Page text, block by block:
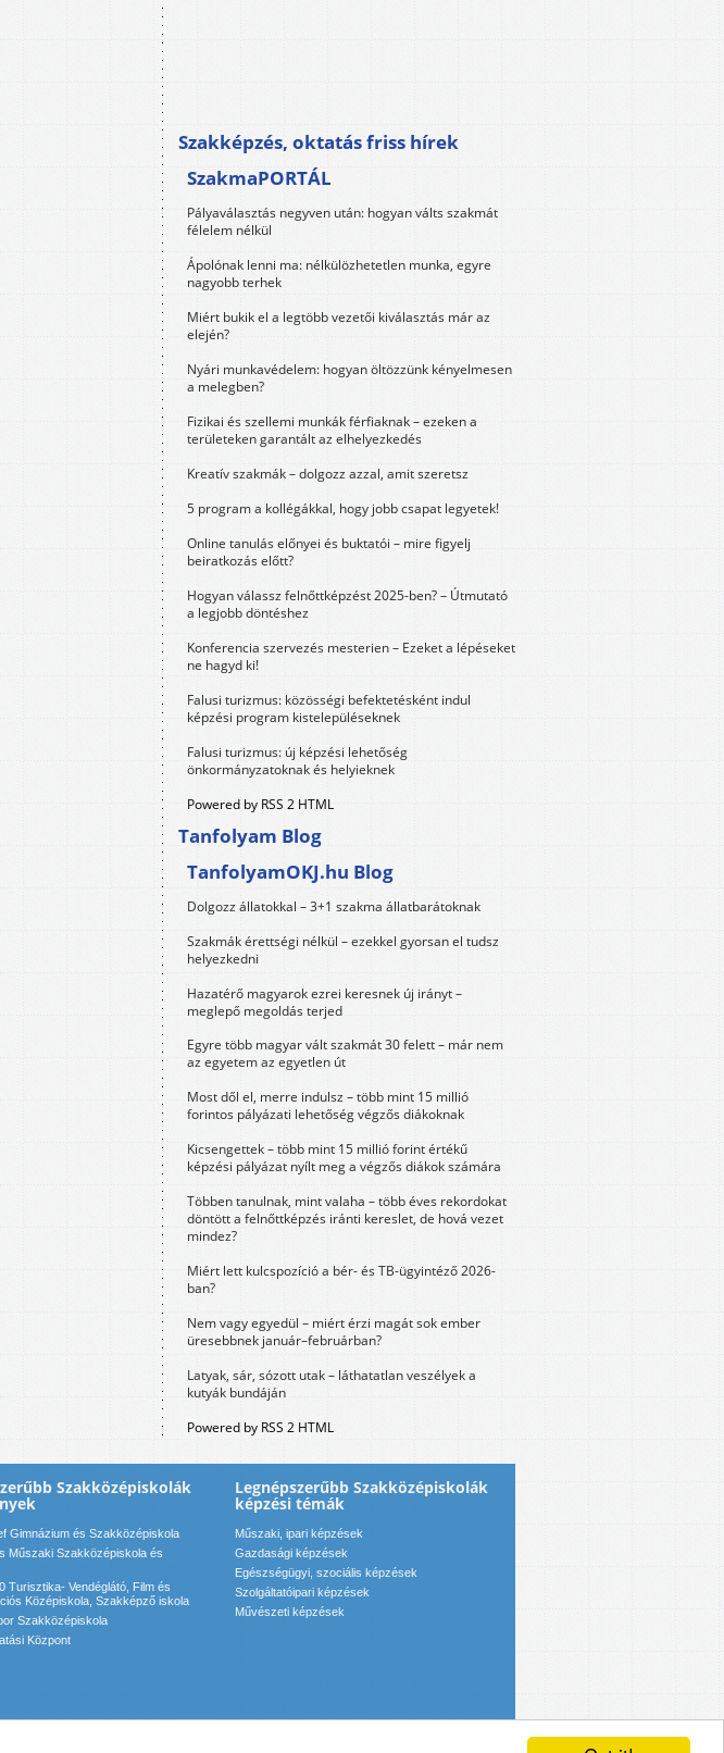
Szakképzés, oktatás friss hírek
SzakmaPORTÁL
Pályaválasztás negyven után: hogyan válts szakmát
félelem nélkül
Ápolónak lenni ma: nélkülözhetetlen munka, egyre
nagyobb terhek
Miért bukik el a legtöbb vezetői kiválasztás már az
elején?
Nyári munkavédelem: hogyan öltözzünk kényelmesen
a melegben?
Fizikai és szellemi munkák férfiaknak – ezeken a
területeken garantált az elhelyezkedés
Kreatív szakmák – dolgozz azzal, amit szeretsz
5 program a kollégákkal, hogy jobb csapat legyetek!
Online tanulás előnyei és buktatói – mire figyelj
beiratkozás előtt?
Hogyan válassz felnőttképzést 2025-ben? – Útmutató
a legjobb döntéshez
Konferencia szervezés mesterien – Ezeket a lépéseket
ne hagyd ki!
Falusi turizmus: közösségi befektetésként indul
képzési program kistelepüléseknek
Falusi turizmus: új képzési lehetőség
önkormányzatoknak és helyieknek
Powered by RSS 2 HTML
Tanfolyam Blog
TanfolyamOKJ.hu Blog
Dolgozz állatokkal – 3+1 szakma állatbarátoknak
Szakmák érettségi nélkül – ezekkel gyorsan el tudsz
helyezkedni
Hazatérő magyarok ezrei keresnek új irányt –
meglepő megoldás terjed
Egyre több magyar vált szakmát 30 felett – már nem
az egyetem az egyetlen út
Most dől el, merre indulsz – több mint 15 millió
forintos pályázati lehetőség végzős diákoknak
Kicsengettek – több mint 15 millió forint értékű
képzési pályázat nyílt meg a végzős diákok számára
Többen tanulnak, mint valaha – több éves rekordokat
döntött a felnőttképzés iránti kereslet, de hová vezet
mindez?
Miért lett kulcspozíció a bér- és TB-ügyintéző 2026-
ban?
Nem vagy egyedül – miért érzi magát sok ember
üresebbnek január–februárban?
Latyak, sár, sózott utak – láthatatlan veszélyek a
kutyák bundáján
Powered by RSS 2 HTML
Szakközépiskolák
Gimnázium és Szakközépiskola
Műszaki Szakközépiskola és
Turisztika- Vendéglátó, Film és
Középiskola, Szakképző iskola
Szakközépiskola
Központ
Legnépszerűbb Szakközépiskolák
képzési témák
Műszaki, ipari képzések
Gazdasági képzések
Egészségügyi, szociális képzések
Szolgáltatóipari képzések
Művészeti képzések